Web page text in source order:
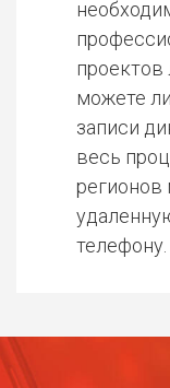
можете
записи
весь
телефону.